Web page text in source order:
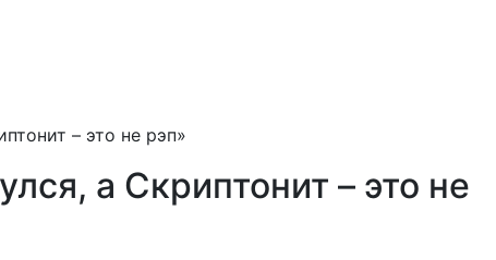
– это не рэп»
а Скриптонит – это не